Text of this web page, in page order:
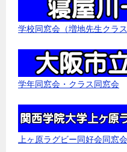
学校同窓会（増地先生クラ
学年同窓会・クラス同窓会
上ヶ原ラグビー同好会同窓会